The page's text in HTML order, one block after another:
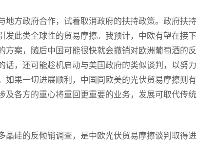
地方政府合作，试着取消政府的扶持政策。政府扶持
发此类全球性的贸易摩擦。我预计，中欧有望在接下
方案，随后中国可能很快就会撤销对欧洲葡萄酒的反
话，还可能趁机启动与美国政府的类似谈判，以努力
如果一切进展顺利，中国同欧美的光伏贸易摩擦则有
及各方的重心将重回更重要的业务，发展可取代传统
晶硅的反倾销调查，是中欧光伏贸易摩擦谈判取得进